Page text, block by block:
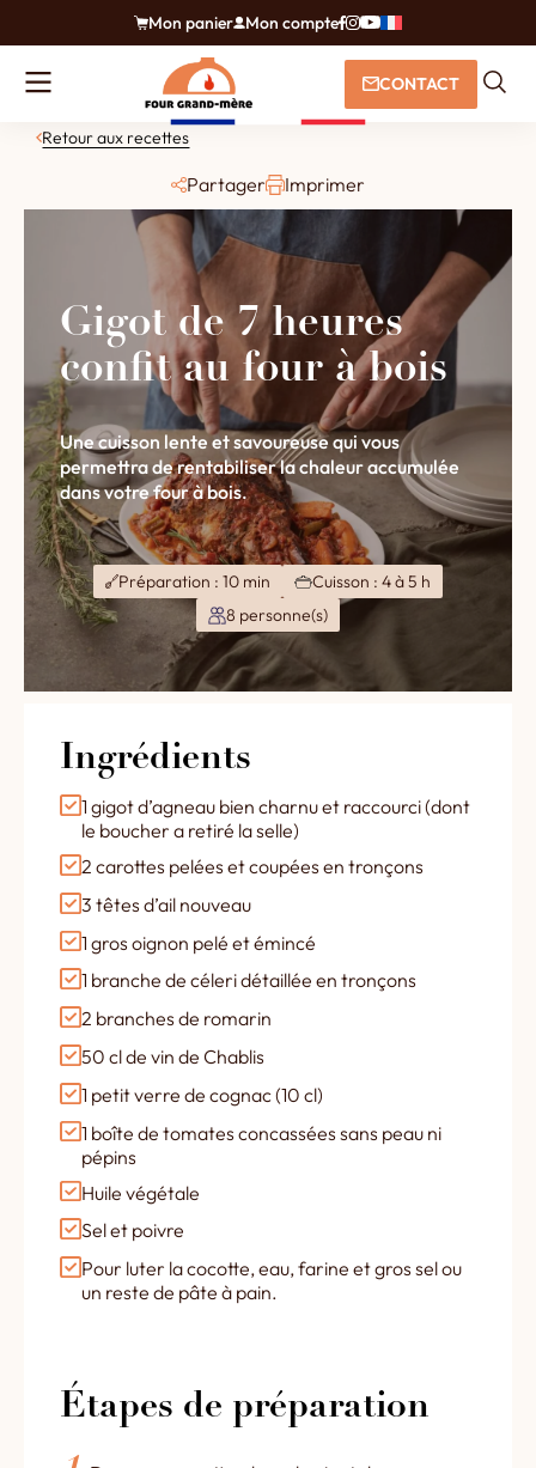
Mon panier Mon compte
CONTACT
Retour aux recettes
Partager Imprimer
Gigot de 7 heures
confit au four à bois
Une cuisson lente et savoureuse qui vous
permettra de rentabiliser la chaleur accumulée
dans votre four à bois.
Préparation : 10 min
Cuisson : 4 à 5 h
8 personne(s)
Ingrédients
1 gigot d’agneau bien charnu et raccourci (dont
le boucher a retiré la selle)
2 carottes pelées et coupées en tronçons
3 têtes d’ail nouveau
1 gros oignon pelé et émincé
1 branche de céleri détaillée en tronçons
2 branches de romarin
50 cl de vin de Chablis
1 petit verre de cognac (10 cl)
1 boîte de tomates concassées sans peau ni
pépins
Huile végétale
Sel et poivre
Pour luter la cocotte, eau, farine et gros sel ou
un reste de pâte à pain.
Étapes de préparation